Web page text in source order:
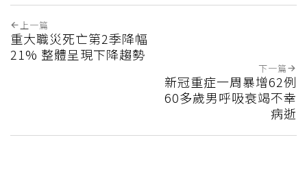
上一篇
重大職災死亡第2季降幅
21% 整體呈現下降趨勢
下一篇
新冠重症一周暴增62例
60多歲男呼吸衰竭不幸
病逝